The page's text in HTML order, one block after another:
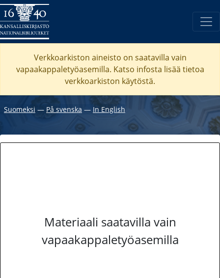
Verkkoarkiston aineisto on saatavilla vain
vapaakappaletyöasemilla. Katso infosta lisää tietoa
verkkoarkiston käytöstä.
Suomeksi ― På svenska ― In English
Materiaali saatavilla vain
vapaakappaletyöasemilla